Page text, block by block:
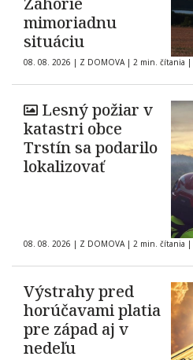
mimoriadnu
situáciu
08. 08. 2026 | Z DOMOVA | 2 min. čítania |
Lesný požiar v
katastri obce
Trstín sa podarilo
lokalizovať
08. 08. 2026 | Z DOMOVA | 2 min. čítania |
Výstrahy pred
horúčavami platia
pre západ aj v
nedeľu